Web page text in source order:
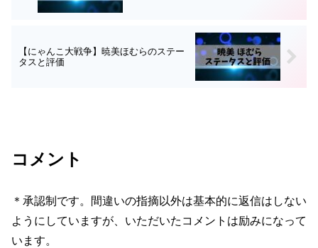
【にゃんこ大戦争】暁美ほむらのステー
タスと評価
コメント
＊承認制です。間違いの指摘以外は基本的に返信はしない
ようにしていますが、いただいたコメントは励みになって
います。